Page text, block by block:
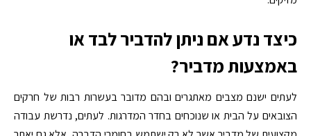
כיצד נדע אם ניתן להדביר לבד או
באמצעות מדביר?
לעתים ישנם מצבים מאתגרים ובהם מדובר בעשרות רבות של חרקים
הצובאים על הבית או שנוכחים בחדר המדרגות. לעתים, נדרשת עבודה